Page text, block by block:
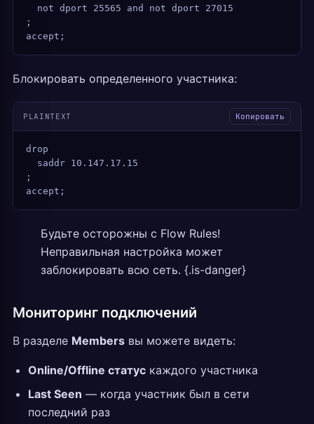
  not dport 25565 and not dport 27015
;
accept;
Блокировать определенного участника:
PLAINTEXT Копировать
drop
  saddr 10.147.17.15
;
accept;
Будьте осторожны с Flow Rules!
Неправильная настройка может
заблокировать всю сеть. {.is-danger}
Мониторинг подключений
В разделе Members вы можете видеть:
Online/Offline статус каждого участника
Last Seen — когда участник был в сети
последний раз